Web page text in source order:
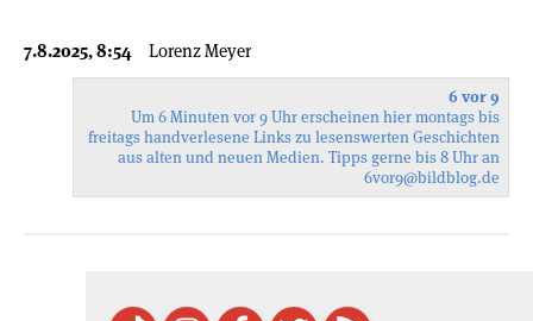
7.8.2025, 8:54 Lorenz Meyer
6 vor 9
Um 6 Minuten vor 9 Uhr erscheinen hier montags bis
freitags handverlesene Links zu lesenswerten Geschichten
aus alten und neuen Medien. Tipps gerne bis 8 Uhr an
6vor9@bildblog.de